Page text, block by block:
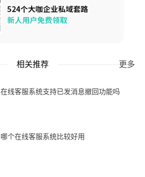
相关推荐 更多
在线客服系统支持已发消息撤回功能吗
哪个在线客服系统比较好用